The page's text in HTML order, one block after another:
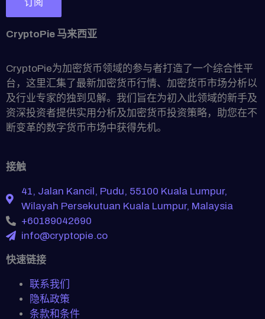
CryptoPie 马来西亚
CryptoPie为加密货币领域的参与者打造了一个综合性平
台，这里汇集了最新加密货币行情、加密货币市场分析以
及行业专家的独到见解。我们旨在为初入此领域的新手及
资深投资者提供实用分析及加密货币投资策略，助您在不
断变革的数字货币市场中获得先机。
接触
41, Jalan Kancil, Pudu, 55100 Kuala Lumpur,
Wilayah Persekutuan Kuala Lumpur, Malaysia
+60189042690
info@cryptopie.co
快速链接
联系我们
隐私政策
条款和条件